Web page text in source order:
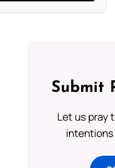
Submit
Let us pray
intentions